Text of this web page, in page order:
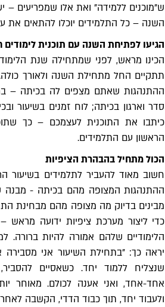
ש"מוכנים ללמידה" ואת אלו שמפריעים
השנה – כל התלמידים יוכלו להתאים את
הגיעו לפתיחת השנה עם תוכנית
הכינו מראש, לפני שמתחילה שנת
תתקיים החל מתחילת השנה ולאורך כולה.
ההתנהגות שאתם מצפים לה בכיתה –
סדר וארגון בכיתה; לוח זמנים בשיעור
כיתבו את התוכנית לעצמכם – כך
הראשון עם התלמידים.
הכול מתחיל בהבהרת הציפיות
חשוב מאוד להעביר לתלמידים בשיעור
ההתנהגות המצופה מהם בכיתה - מבנה
מבינים בדיוק מה מצופה מהם מבחינת
כדי ליצור מערכת ציפיות ידועה מראש
הלימודיים שלהם אמורה להיות
יראה כך: "בתחילת השיעור אני
שנצליח ללמוד יחד. כשאסיים
אחד-אחד, ואני אענה לכולם. מאוחר
ולעבוד יחד, תוך כבוד הדדי, הקשבה